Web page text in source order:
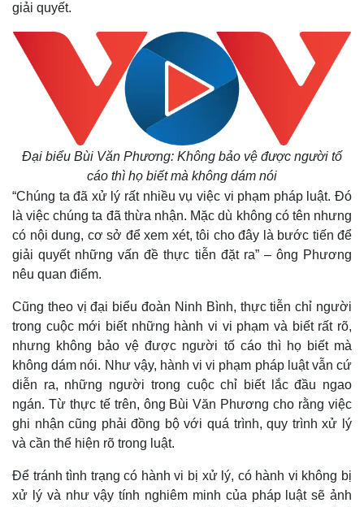
Quan sát
Cuộc sống đó đây
Hồ sơ
Multimedia
Video
Ảnh
E-Magazine
Infographic
giải quyết.
Đại biểu Bùi Văn Phương: Không bảo vệ được người tố
cáo thì họ biết mà không dám nói
“Chúng ta đã xử lý rất nhiều vụ việc vi phạm pháp luật. Đó
là việc chúng ta đã thừa nhận. Mặc dù không có tên nhưng
có nội dung, cơ sở để xem xét, tôi cho đây là bước tiến để
giải quyết những vấn đề thực tiễn đặt ra” – ông Phương
nêu quan điểm.
Cũng theo vị đại biểu đoàn Ninh Bình, thực tiễn chỉ người
trong cuộc mới biết những hành vi vi phạm và biết rất rõ,
nhưng không bảo vệ được người tố cáo thì họ biết mà
không dám nói. Như vậy, hành vi vi phạm pháp luật vẫn cứ
diễn ra, những người trong cuộc chỉ biết lắc đầu ngao
ngán. Từ thực tế trên, ông Bùi Văn Phương cho rằng việc
ghi nhận cũng phải đồng bộ với quá trình, quy trình xử lý
và cần thể hiện rõ trong luật.
Để tránh tình trạng có hành vi bị xử lý, có hành vi không bị
xử lý và như vậy tính nghiêm minh của pháp luật sẽ ảnh